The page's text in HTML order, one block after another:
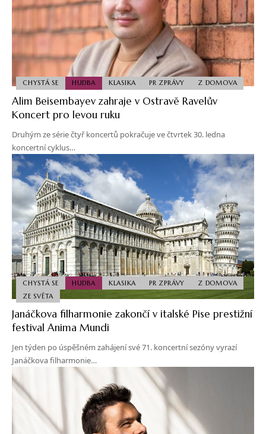
CHYSTÁ SE HUDBA KLASIKA PR ZPRÁVY Z DOMOVA
Alim Beisembayev zahraje v Ostravě Ravelův
Koncert pro levou ruku
Druhým ze série čtyř koncertů pokračuje ve čtvrtek 30. ledna
koncertní cyklus…
CHYSTÁ SE HUDBA KLASIKA PR ZPRÁVY
Z DOMOVA
ZE SVĚTA
Janáčkova filharmonie zakončí v italské Pise prestižní
festival Anima Mundi
Jen týden po úspěšném zahájení své 71. koncertní sezóny vyrazí
Janáčkova filharmonie…